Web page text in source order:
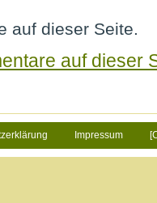
auf dieser Seite.
auf dieser
Impressum